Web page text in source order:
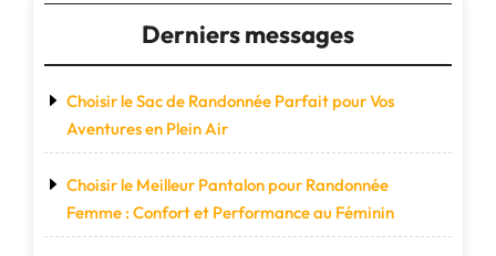
Derniers messages
Choisir le Sac de Randonnée Parfait pour Vos
Aventures en Plein Air
Choisir le Meilleur Pantalon pour Randonnée
Femme : Confort et Performance au Féminin